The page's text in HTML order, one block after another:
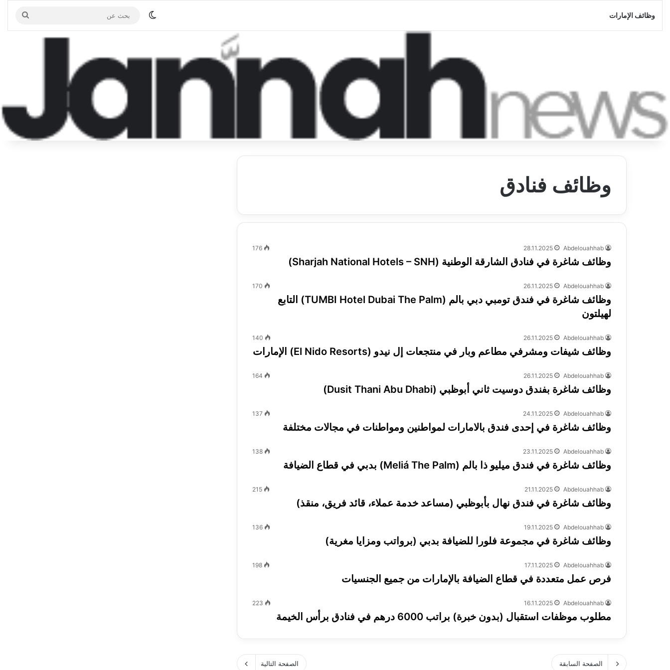
وظائف الإمارات الوضع المظلم
بحث
عن
وظائف فنادق
Abdelouahhab
28.11.2025
176
وظائف شاغرة في فنادق الشارقة الوطنية (Sharjah National Hotels – SNH)
Abdelouahhab
26.11.2025
170
وظائف شاغرة في فندق تومبي دبي بالم (TUMBI Hotel Dubai The Palm) التابع
لهيلتون
Abdelouahhab
26.11.2025
140
وظائف شيفات ومشرفي مطاعم وبار في منتجعات إل نيدو (El Nido Resorts) الإمارات
Abdelouahhab
26.11.2025
164
وظائف شاغرة بفندق دوسيت ثاني أبوظبي (Dusit Thani Abu Dhabi)
Abdelouahhab
24.11.2025
137
وظائف شاغرة في إحدى فندق بالامارات لمواطنين ومواطنات في مجالات مختلفة
Abdelouahhab
23.11.2025
138
وظائف شاغرة في فندق ميليو ذا بالم (Meliá The Palm) بدبي في قطاع الضيافة
Abdelouahhab
21.11.2025
215
وظائف شاغرة في فندق نهال بأبوظبي (مساعد خدمة عملاء، قائد فريق، منقذ)
Abdelouahhab
19.11.2025
136
وظائف شاغرة في مجموعة فلورا للضيافة بدبي (برواتب ومزايا مغرية)
Abdelouahhab
17.11.2025
198
فرص عمل متعددة في قطاع الضيافة بالإمارات من جميع الجنسيات
Abdelouahhab
16.11.2025
223
مطلوب موظفات استقبال (بدون خبرة) براتب 6000 درهم في فنادق برأس الخيمة
الصفحة السابقة الصفحة التالية